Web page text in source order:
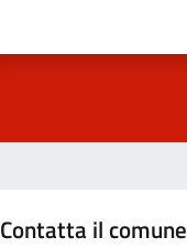
Contatta il comune